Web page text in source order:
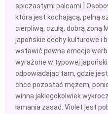
spiczastymi palcami.]
która jest kochającą, pełną
cierpliwą, czułą, dobrą żoną
japońskie cechy kulturowe i
wstawić pewne emocje
wyrażone w typowej
odpowiadając tam, gdzie
chce pozostać mężem,
winna jakiegokolwiek
łamania zasad. Violet jest